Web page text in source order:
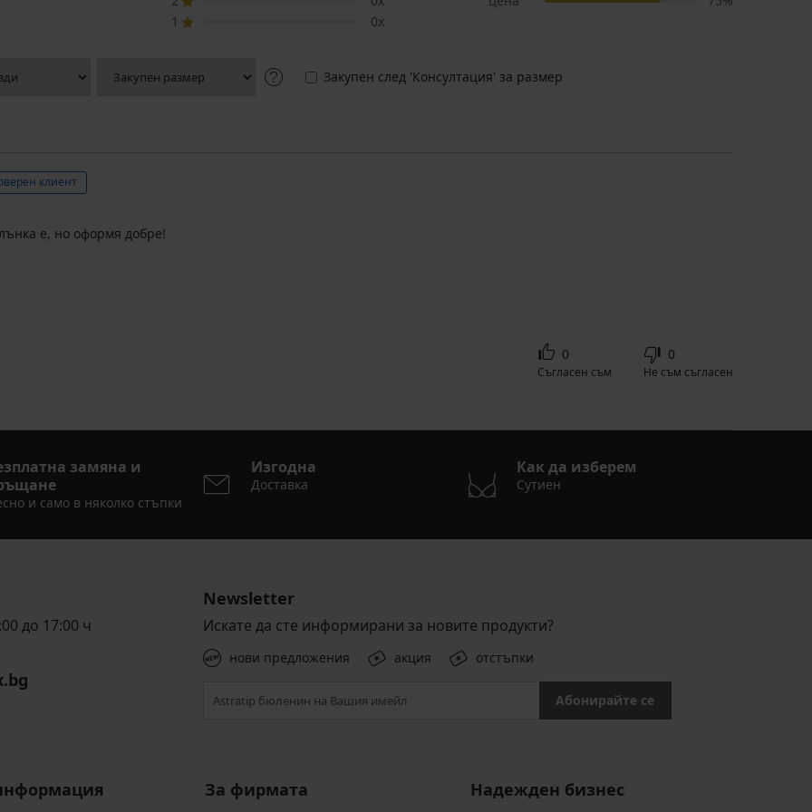
1
0x
Закупен след 'Консултация' за размер
клиент
е, но оформя добре!
0
Съгласен съм
0
Не съм съгласен
замяна и
и само в няколко стъпки
Изгодна
Доставка
Как да изберем
Сутиен
до 17:00 ч
Newsletter
Искате да сте информирани за новите продукти?
нови предложения акция отстъпки
Абонирайте се
За фирмата Надежден бизнес